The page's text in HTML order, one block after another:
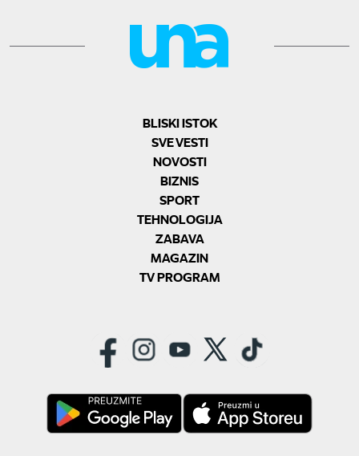
BLISKI ISTOK
SVE VESTI
NOVOSTI
BIZNIS
SPORT
TEHNOLOGIJA
ZABAVA
MAGAZIN
TV PROGRAM